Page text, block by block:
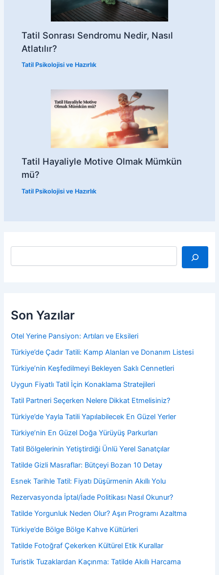
Tatil Sonrası Sendromu Nedir, Nasıl
Atlatılır?
Tatil Psikolojisi ve Hazırlık
Tatil Hayaliyle Motive Olmak Mümkün
mü?
Tatil Psikolojisi ve Hazırlık
A
Son Yazılar
Otel Yerine Pansiyon: Artıları ve Eksileri
Türkiye’de Çadır Tatili: Kamp Alanları ve Donanım Listesi
Türkiye’nin Keşfedilmeyi Bekleyen Saklı Cennetleri
Uygun Fiyatlı Tatil İçin Konaklama Stratejileri
Tatil Partneri Seçerken Nelere Dikkat Etmelisiniz?
Türkiye’de Yayla Tatili Yapılabilecek En Güzel Yerler
Türkiye’nin En Güzel Doğa Yürüyüş Parkurları
Tatil Bölgelerinin Yetiştirdiği Ünlü Yerel Sanatçılar
Tatilde Gizli Masraflar: Bütçeyi Bozan 10 Detay
Esnek Tarihle Tatil: Fiyatı Düşürmenin Akıllı Yolu
Rezervasyonda İptal/İade Politikası Nasıl Okunur?
Tatilde Yorgunluk Neden Olur? Aşırı Programı Azaltma
Türkiye’de Bölge Bölge Kahve Kültürleri
Tatilde Fotoğraf Çekerken Kültürel Etik Kurallar
Turistik Tuzaklardan Kaçınma: Tatilde Akıllı Harcama